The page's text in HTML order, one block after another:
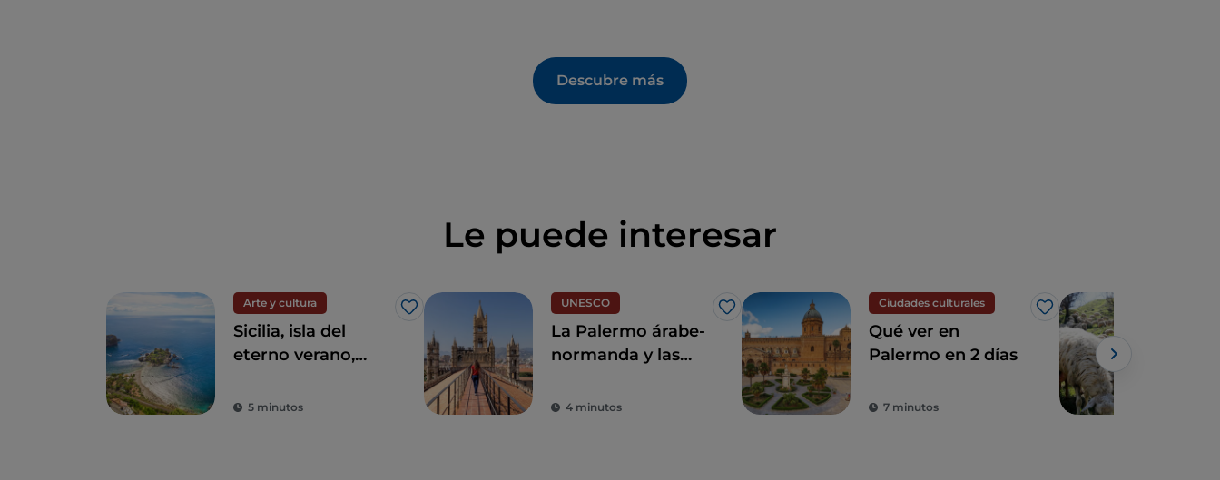
Descubre más
Le puede interesar
Arte y cultura
Me gusta
Sicilia, isla del
eterno verano,
arqueología
5 minutos
UNESCO
Me gusta
La Palermo árabe-
normanda y las
Cefalú y Monreale
4 minutos
Ciudades culturales
Me gusta
Qué ver en
Palermo en 2 días
7 minutos